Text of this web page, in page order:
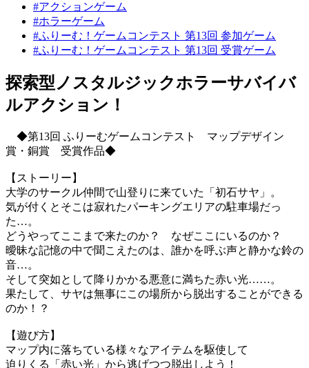
#アクションゲーム
#ホラーゲーム
#ふりーむ！ゲームコンテスト 第13回 参加ゲーム
#ふりーむ！ゲームコンテスト 第13回 受賞ゲーム
探索型ノスタルジックホラーサバイバ
ルアクション！
◆第13回 ふりーむゲームコンテスト マップデザイン
賞・銅賞 受賞作品◆
【ストーリー】
大学のサークル仲間で山登りに来ていた「初石サヤ」。
気が付くとそこは寂れたパーキングエリアの駐車場だっ
た…。
どうやってここまで来たのか？ なぜここにいるのか？
曖昧な記憶の中で聞こえたのは、誰かを呼ぶ声と静かな鈴の
音…。
そして突如として降りかかる悪意に満ちた赤い光……。
果たして、サヤは無事にこの場所から脱出することができる
のか！？
【遊び方】
マップ内に落ちている様々なアイテムを駆使して
迫りくる「赤い光」から逃げつつ脱出しよう！